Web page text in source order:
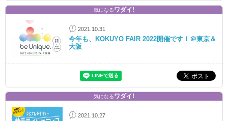
気になるワダイ!
2021.10.31
今年も、KOKUYO FAIR 2022開催です！＠東京＆
大阪
気になるワダイ!
2021.10.27